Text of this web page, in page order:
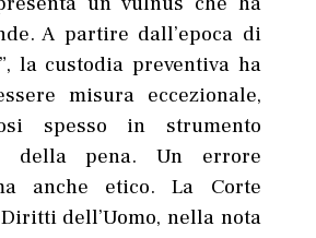
A partire dall’epoca di
la custodia preventiva ha
misura eccezionale,
spesso in strumento
della pena. Un errore
anche etico. La Corte
dell’Uomo, nella nota